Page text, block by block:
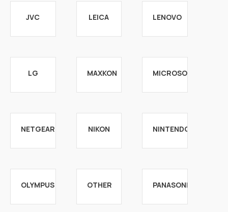
JVC LEICA LENOVO
LG MAXKON MICROSOFT
NETGEAR NIKON NINTENDO
OLYMPUS OTHER PANASONIC